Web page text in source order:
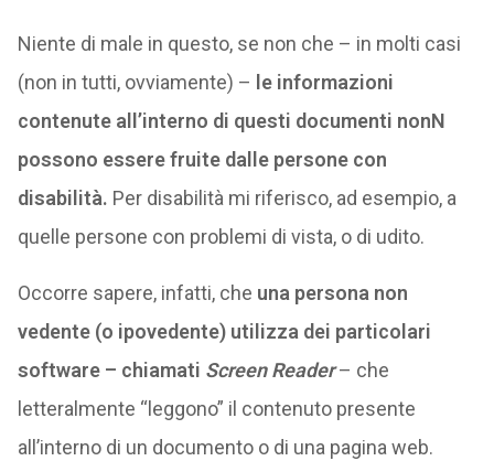
Niente di male in questo, se non che – in molti casi
(non in tutti, ovviamente) – le informazioni
contenute all’interno di questi documenti nonN
possono essere fruite dalle persone con
disabilità. Per disabilità mi riferisco, ad esempio, a
quelle persone con problemi di vista, o di udito.
Occorre sapere, infatti, che una persona non
vedente (o ipovedente) utilizza dei particolari
software – chiamati Screen Reader– che
letteralmente “leggono” il contenuto presente
all’interno di un documento o di una pagina web.